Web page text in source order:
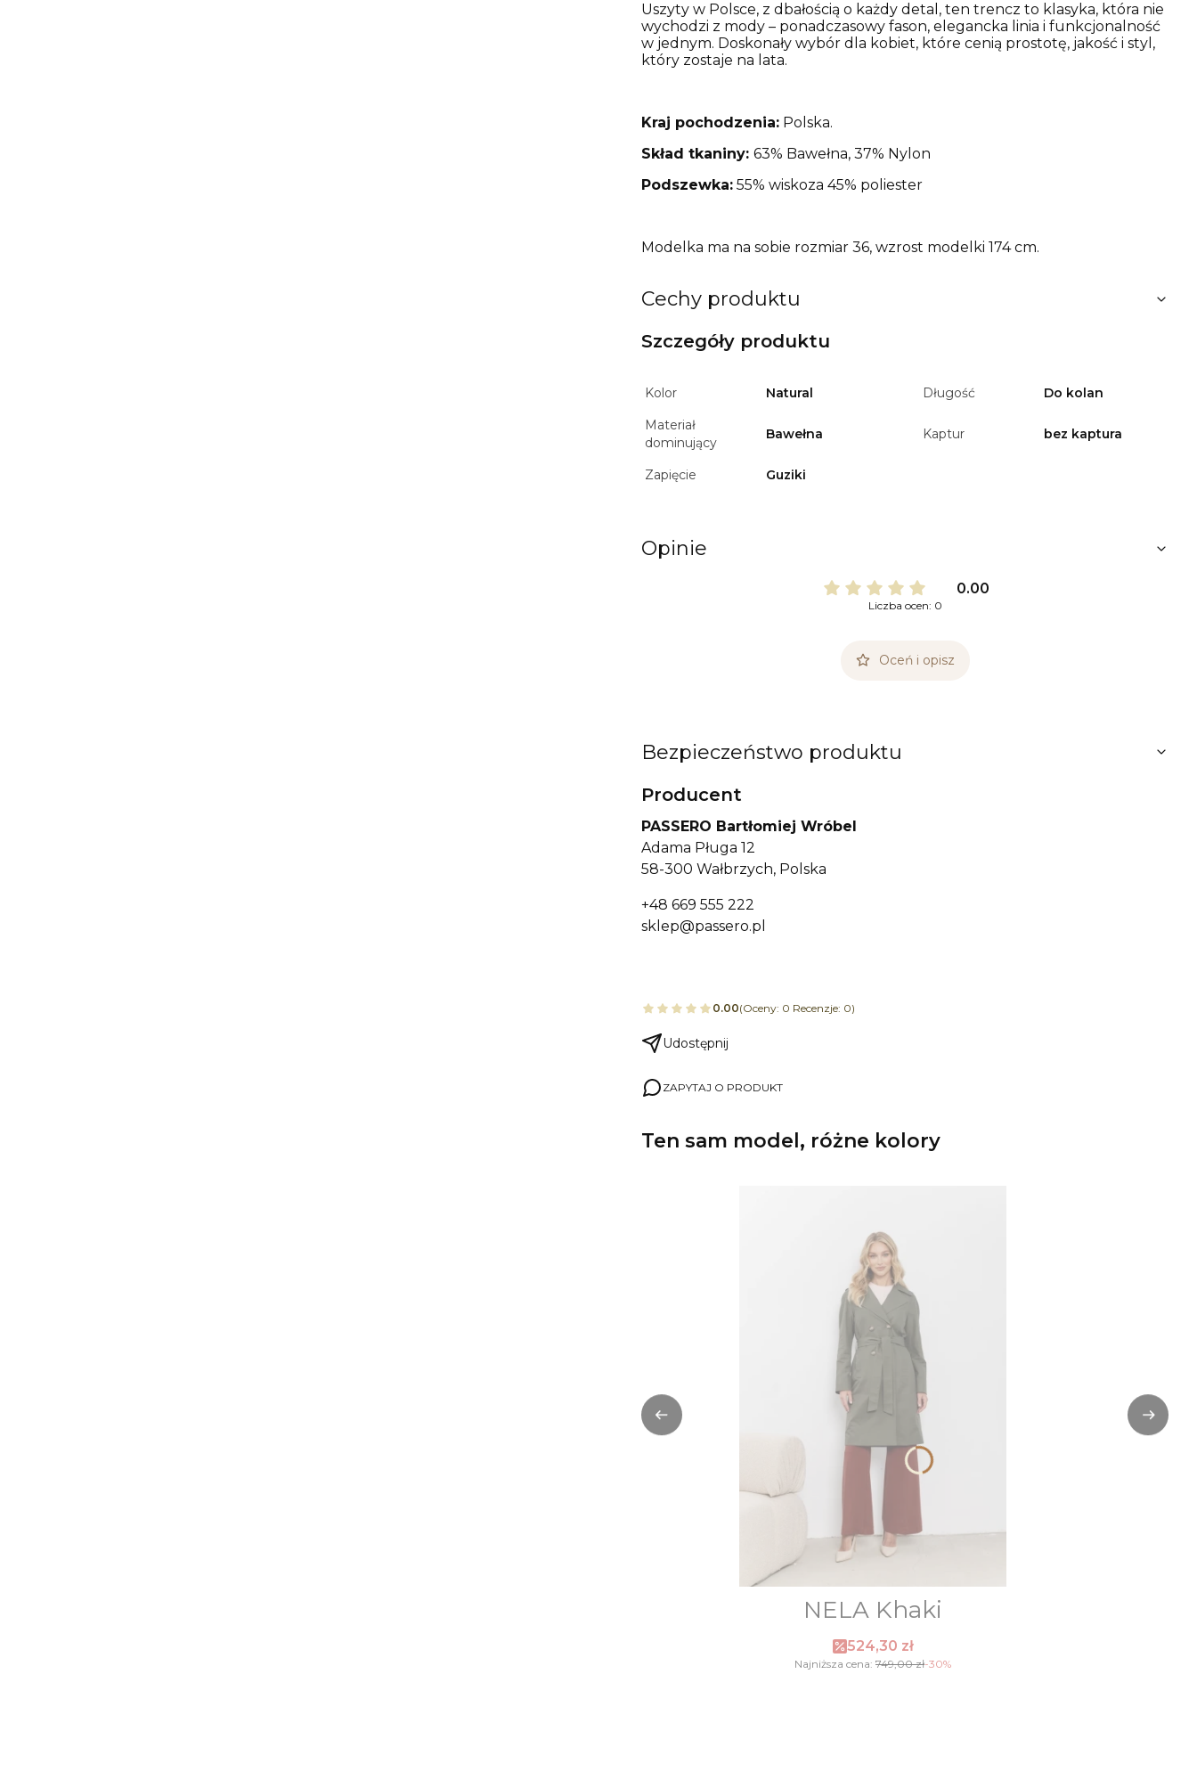
Uszyty w Polsce, z dbałością o każdy detal, ten trencz to klasyka, która nie
wychodzi z mody – ponadczasowy fason, elegancka linia i funkcjonalność
w jednym. Doskonały wybór dla kobiet, które cenią prostotę, jakość i styl,
który zostaje na lata.
Kraj pochodzenia: Polska.
Skład tkaniny: 63% Bawełna, 37% Nylon
Podszewka: 55% wiskoza 45% poliester
Modelka ma na sobie rozmiar 36, wzrost modelki 174 cm.
Cechy produktu
Szczegóły produktu
Kolor Natural Długość
Do kolan
Materiał
dominujący
Bawełna Kaptur bez kaptura
Zapięcie Guziki
Opinie
0.00
Liczba ocen: 0
Oceń i opisz
Bezpieczeństwo produktu
Producent
PASSERO Bartłomiej Wróbel
Adama Pługa 12
58-300 Wałbrzych, Polska
+48 669 555 222
sklep@passero.pl
0.00(Oceny: 0 Recenzje: 0)
Udostępnij
ZAPYTAJ O PRODUKT
Ten sam model, różne kolory
NELA Khaki
Cena promocyjna
524,30 zł
Najniższa cena: 749,00 zł-30%